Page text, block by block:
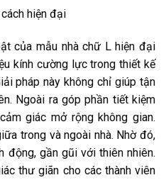
của mẫu nhà chữ L hiện đại
kính cường lực trong thiết kế
pháp này không chỉ giúp tận
Ngoài ra góp phần tiết kiệm
giác mở rộng không gian.
trong và ngoài nhà. Nhờ đó,
động, gần gũi với thiên nhiên.
thư giãn cho các thành viên